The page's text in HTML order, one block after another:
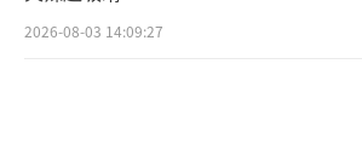
热血故事。剧集将聚焦普通
2026-08-03 14:09:27